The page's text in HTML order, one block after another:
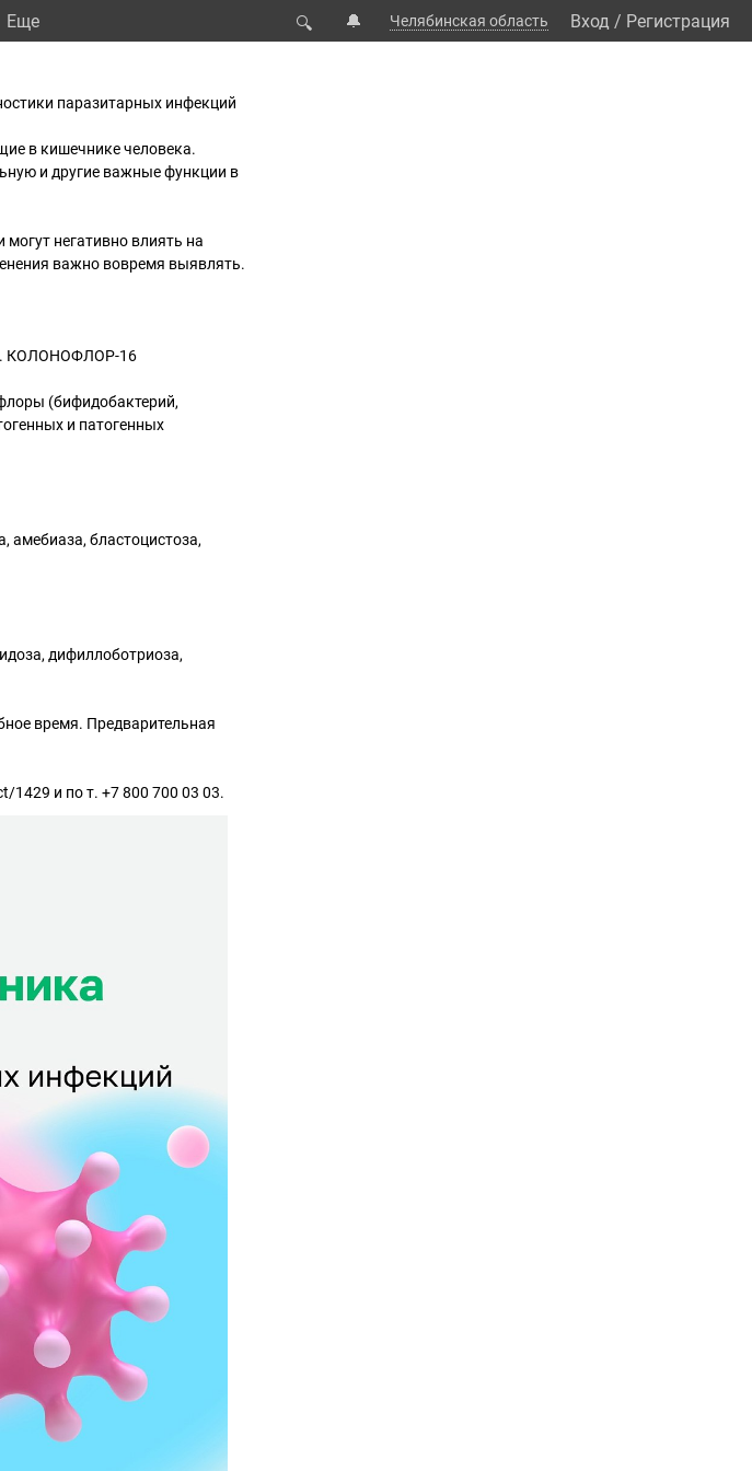
Eще 🔍 🔔 Челябинская область Вход / Регистрация
паразитарных инфекций
в кишечнике человека.
и другие важные функции в
негативно влиять на
важно вовремя выявлять.
КОЛОНОФЛОР-16
(бифидобактерий,
и патогенных
амебиаза, бластоцистоза,
дифиллоботриоза,
время. Предварительная
1429 и по т. +7 800 700 03 03.